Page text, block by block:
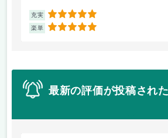
充実 5
楽単 5
最新の評価が投稿され